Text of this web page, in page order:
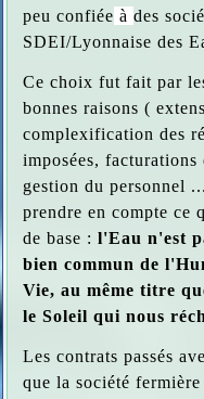
peu confiée à des
SDEI/Lyonnaise des
Ce choix fut fait par
bonnes raisons (
complexification des
imposées, facturations
gestion du personnel
prendre en compte ce
de base : l'Eau n'est
bien commun de
Vie, au même titre
le Soleil qui nous
Les contrats passés
que la société